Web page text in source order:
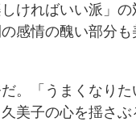
ければいい派」
感情の醜い部分も
。「うまくなりた
美子の心を揺さ